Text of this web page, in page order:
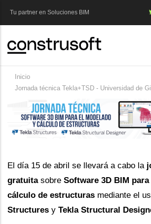
principal
Tu partner en Soluciones BIM
Sobrescribir
enlaces
de
a
la
navegación
Inicio
Jornada técnica Tekla+TSD - Universidad de
El día 15 de abril se llevará a cabo la
gratuita sobre Software 3D BIM
cálculo de estructuras mediante el
Structures y Tekla Structural